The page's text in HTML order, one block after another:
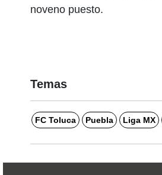
noveno puesto.
Temas
FC Toluca Puebla Liga MX